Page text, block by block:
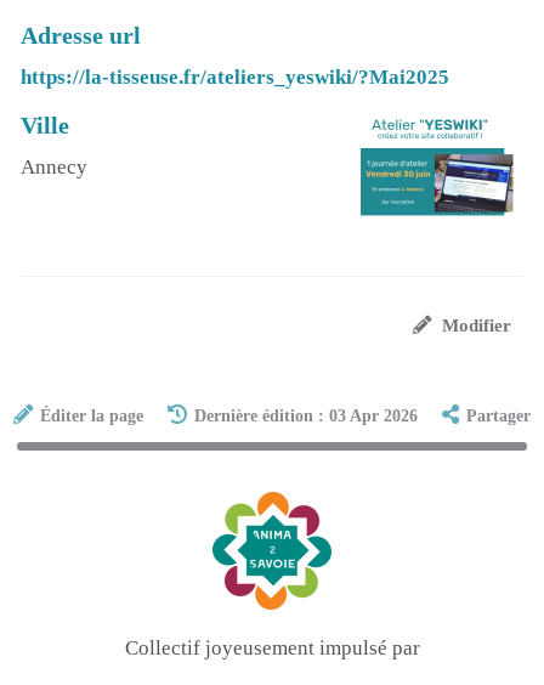
Adresse url
https://la-tisseuse.fr/ateliers_yeswiki/?Mai2025
Ville
Annecy
Modifier
Éditer la page Dernière édition : 03 Apr 2026 Partager
Collectif joyeusement impulsé par